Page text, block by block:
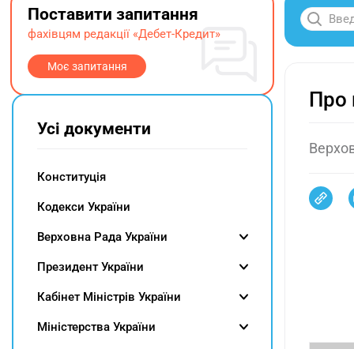
Про
Поставити запитання
фахівцям редакції «Дебет-Кредит»
Моє запитання
Усі документи
Конституція
Кодекси України
Верховна Рада України
Президент України
Кабінет Міністрів України
Міністерства України